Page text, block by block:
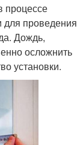
процессе
для проведения
Дождь,
осложнить
установки.